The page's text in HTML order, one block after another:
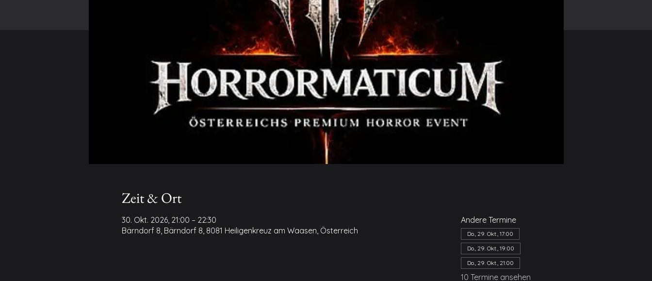
Zeit & Ort
30. Okt. 2026, 21:00 – 22:30
Bärndorf 8, Bärndorf 8, 8081 Heiligenkreuz am Waasen, Österreich
Andere Termine
Do., 29. Okt., 17:00
Do., 29. Okt., 19:00
Do., 29. Okt., 21:00
10 Termine ansehen